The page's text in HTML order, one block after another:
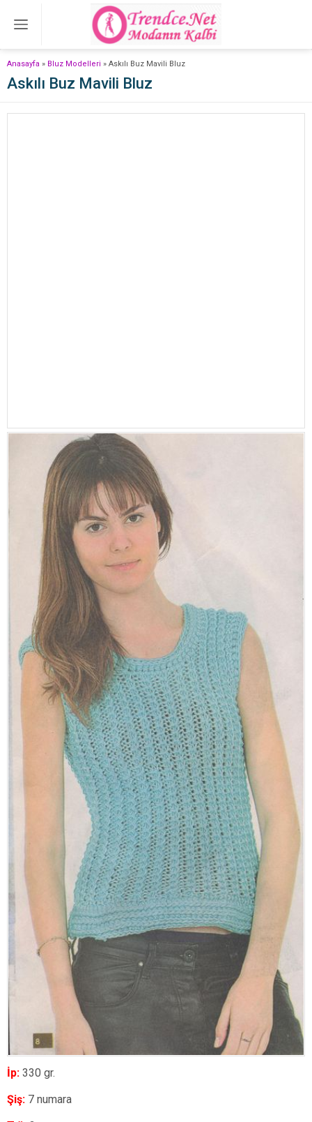
Anasayfa » Bluz Modelleri » Askılı Buz Mavili Bluz
Askılı Buz Mavili Bluz
İp: 330 gr.
Şiş: 7 numara